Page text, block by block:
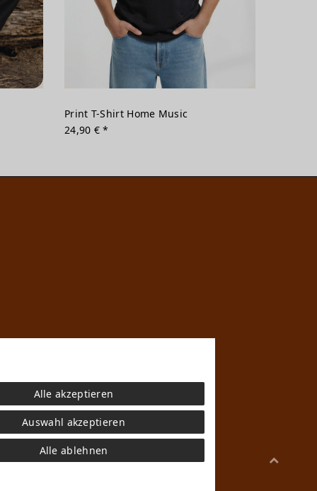
Print T-Shirt Home Music
24,90 € *
mit den Versandinformationen.
Teil der kreativen Arbeit von
Alle akzeptieren
Auswahl akzeptieren
Alle ablehnen